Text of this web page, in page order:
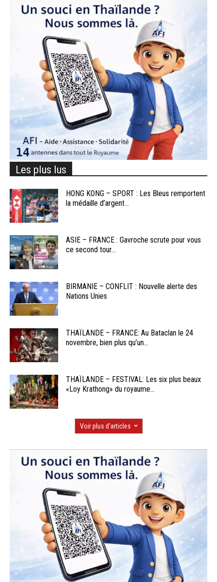
Les plus lus
HONG KONG – SPORT : Les Bleus remportent
la médaille d’argent...
ASIE – FRANCE : Gavroche scrute pour vous
ce second tour...
BIRMANIE – CONFLIT : Nouvelle alerte des
Nations Unies
THAÏLANDE – FRANCE: Au Bataclan le 24
novembre, bien plus qu’un...
THAÏLANDE – FESTIVAL: Les six plus beaux
«Loy Krathong» du royaume...
Voir plus d'articles